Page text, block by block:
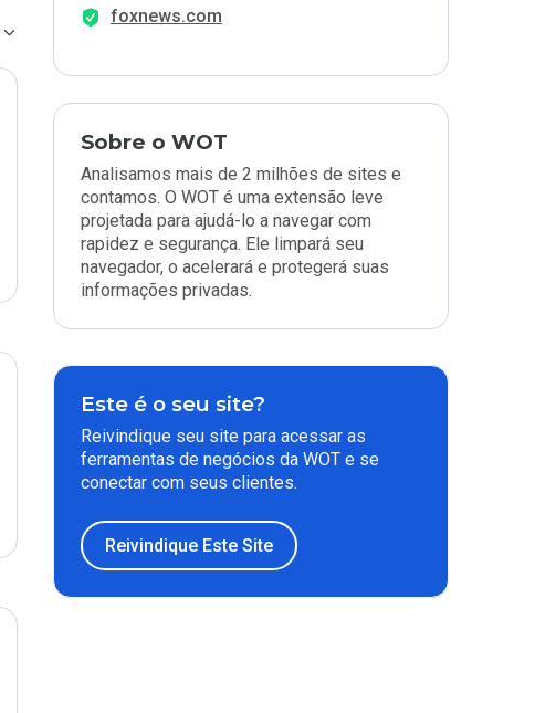
foxnews.com
Sobre o WOT
Analisamos mais de 2 milhões de sites e
contamos. O WOT é uma extensão leve
projetada para ajudá-lo a navegar com
rapidez e segurança. Ele limpará seu
navegador, o acelerará e protegerá suas
informações privadas.
Este é o seu site?
Reivindique seu site para acessar as
ferramentas de negócios da WOT e se
conectar com seus clientes.
Reivindique Este Site